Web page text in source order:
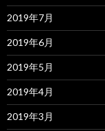
2019年7月
2019年6月
2019年5月
2019年4月
2019年3月